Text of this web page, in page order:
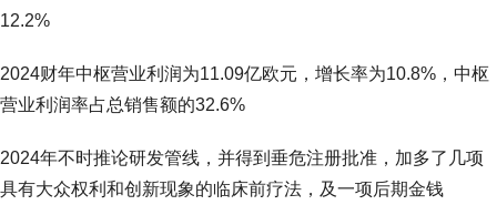
12.2%
2024财年中枢营业利润为11.09亿欧元，增长率为10.8%，中枢
营业利润率占总销售额的32.6%
2024年不时推论研发管线，并得到垂危注册批准，加多了几项
具有大众权利和创新现象的临床前疗法，及一项后期金钱